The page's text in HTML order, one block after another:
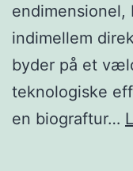
endimensionel,
indimellem
byder på et
teknologiske
en biograftur…